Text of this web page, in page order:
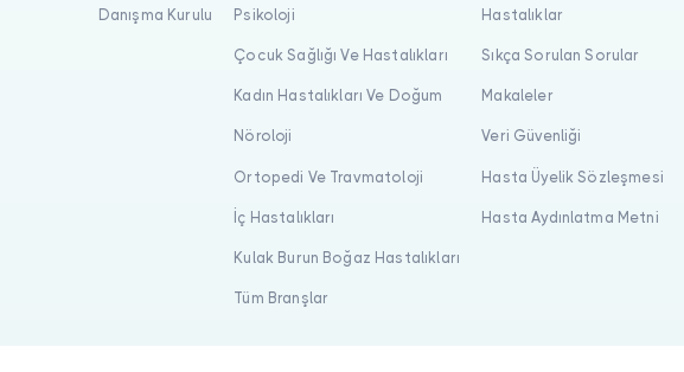
Danışma Kurulu Psikoloji
Çocuk Sağlığı Ve Hastalıkları
Kadın Hastalıkları Ve Doğum
Nöroloji
Ortopedi Ve Travmatoloji
İç Hastalıkları
Kulak Burun Boğaz Hastalıkları
Tüm Branşlar
Hastalıklar
Sıkça Sorulan Sorular
Makaleler
Veri Güvenliği
Hasta Üyelik Sözleşmesi
Hasta Aydınlatma Metni